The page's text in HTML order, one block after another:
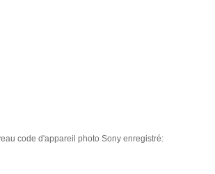
code d'appareil photo Sony enregistré: